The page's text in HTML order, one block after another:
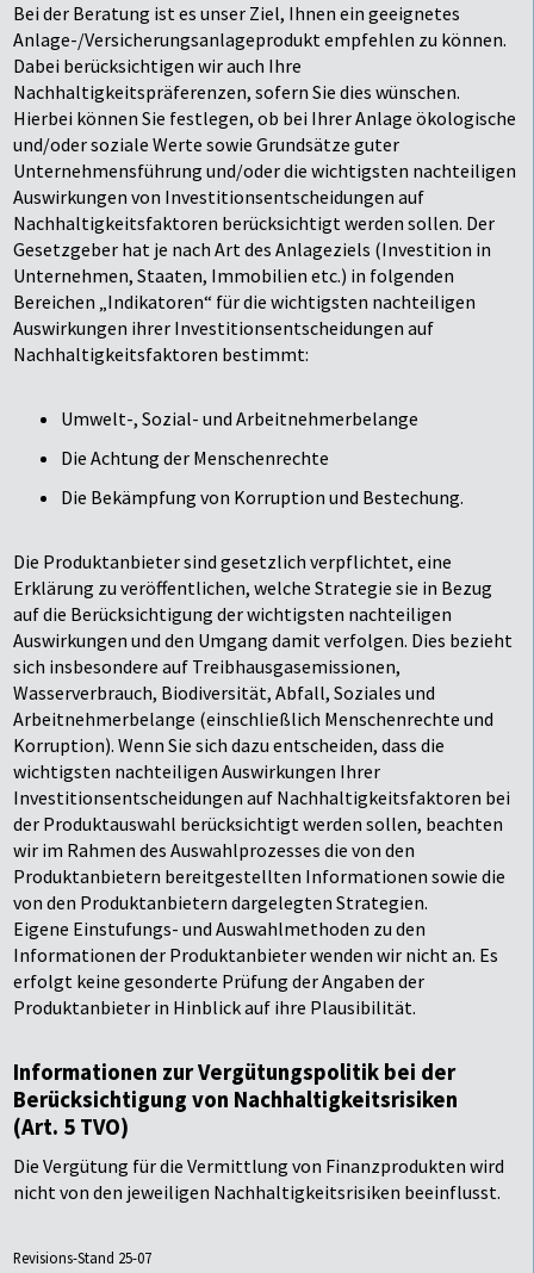
Bei der Beratung ist es unser Ziel, Ihnen ein geeignetes
Anlage-/Versicherungsanlageprodukt empfehlen zu können.
Dabei berücksichtigen wir auch Ihre
Nachhaltigkeitspräferenzen, sofern Sie dies wünschen.
Hierbei können Sie festlegen, ob bei Ihrer Anlage ökologische
und/oder soziale Werte sowie Grundsätze guter
Unternehmensführung und/oder die wichtigsten nachteiligen
Auswirkungen von Investitionsentscheidungen auf
Nachhaltigkeitsfaktoren berücksichtigt werden sollen. Der
Gesetzgeber hat je nach Art des Anlageziels (Investition in
Unternehmen, Staaten, Immobilien etc.) in folgenden
Bereichen „Indikatoren“ für die wichtigsten nachteiligen
Auswirkungen ihrer Investitionsentscheidungen auf
Nachhaltigkeitsfaktoren bestimmt:
Umwelt-, Sozial- und Arbeitnehmerbelange
Die Achtung der Menschenrechte
Die Bekämpfung von Korruption und Bestechung.
Die Produktanbieter sind gesetzlich verpflichtet, eine
Erklärung zu veröffentlichen, welche Strategie sie in Bezug
auf die Berücksichtigung der wichtigsten nachteiligen
Auswirkungen und den Umgang damit verfolgen. Dies bezieht
sich insbesondere auf Treibhausgasemissionen,
Wasserverbrauch, Biodiversität, Abfall, Soziales und
Arbeitnehmerbelange (einschließlich Menschenrechte und
Korruption). Wenn Sie sich dazu entscheiden, dass die
wichtigsten nachteiligen Auswirkungen Ihrer
Investitionsentscheidungen auf Nachhaltigkeitsfaktoren bei
der Produktauswahl berücksichtigt werden sollen, beachten
wir im Rahmen des Auswahlprozesses die von den
Produktanbietern bereitgestellten Informationen sowie die
von den Produktanbietern dargelegten Strategien.
Eigene Einstufungs- und Auswahlmethoden zu den
Informationen der Produktanbieter wenden wir nicht an. Es
erfolgt keine gesonderte Prüfung der Angaben der
Produktanbieter in Hinblick auf ihre Plausibilität.
Informationen zur Vergütungspolitik bei der
Berücksichtigung von Nachhaltigkeitsrisiken
(Art. 5 TVO)
Die Vergütung für die Vermittlung von Finanzprodukten wird
nicht von den jeweiligen Nachhaltigkeitsrisiken beeinflusst.
Revisions-Stand 25-07